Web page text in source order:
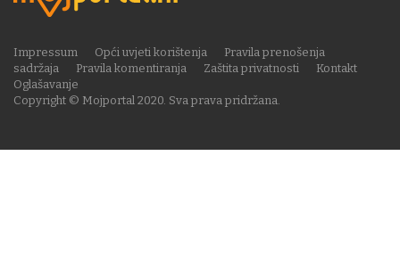
Copyright © Mojportal 2020. Sva prava pridržana.
Impressum Opći uvjeti korištenja
Pravila prenošenja
sadržaja
Pravila komentiranja Zaštita privatnosti
Kontakt
Oglašavanje